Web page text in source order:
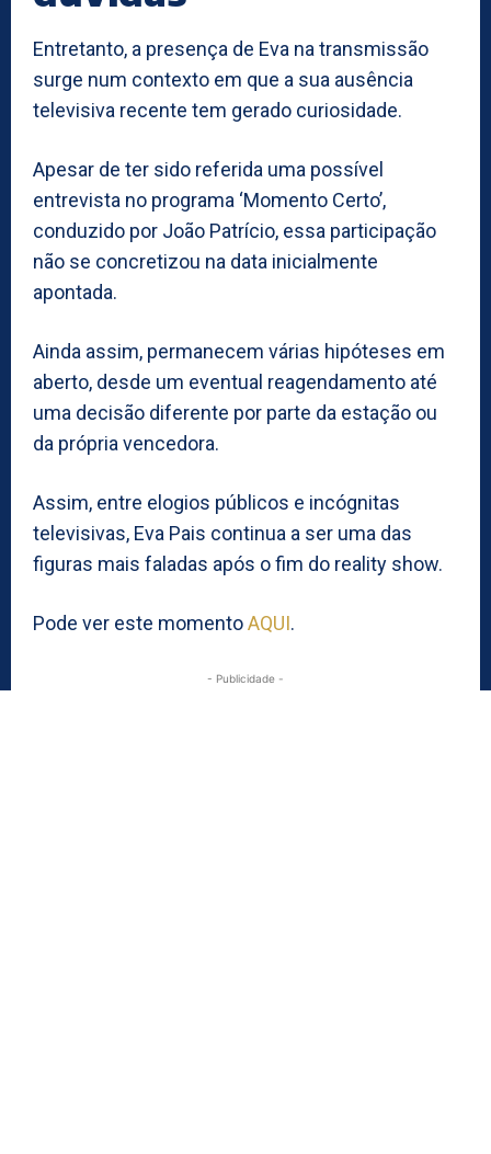
Entretanto, a presença de Eva na transmissão
surge num contexto em que a sua ausência
televisiva recente tem gerado curiosidade.
Apesar de ter sido referida uma possível
entrevista no programa ‘Momento Certo’,
conduzido por João Patrício, essa participação
não se concretizou na data inicialmente
apontada.
Ainda assim, permanecem várias hipóteses em
aberto, desde um eventual reagendamento até
uma decisão diferente por parte da estação ou
da própria vencedora.
Assim, entre elogios públicos e incógnitas
televisivas, Eva Pais continua a ser uma das
figuras mais faladas após o fim do reality show.
Pode ver este momentoAQUI.
- Publicidade -